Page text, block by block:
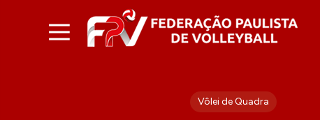
Vôlei de Quadra